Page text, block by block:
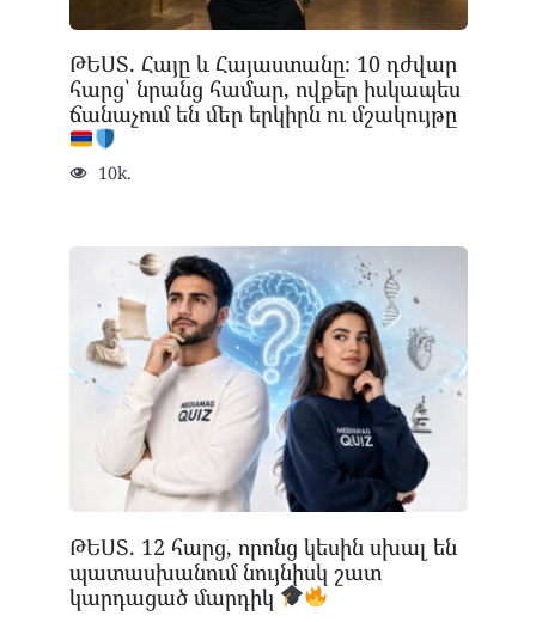
ԹԵՍՏ. Հայը և Հայաստանը։ 10 դժվար
հարց՝ նրանց համար, ովքեր իսկապես
ճանաչում են մեր երկիրն ու մշակույթը
10k.
ԹԵՍՏ. 12 հարց, որոնց կեսին սխալ են
պատասխանում նույնիսկ շատ
կարդացած մարդիկ